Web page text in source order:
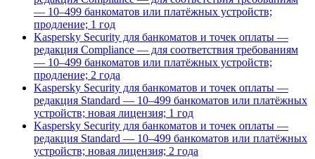
— 10–499 банкоматов или платёжных устройств;
продление; 1 год
Kaspersky Security для банкоматов и точек оплаты —
редакция Compliance — для соответствия требованиям
— 10–499 банкоматов или платёжных устройств;
продление; 2 года
Kaspersky Security для банкоматов и точек оплаты —
редакция Standard — 10–499 банкоматов или платёжных
устройств; новая лицензия; 1 год
Kaspersky Security для банкоматов и точек оплаты —
редакция Standard — 10–499 банкоматов или платёжных
устройств; новая лицензия; 2 года